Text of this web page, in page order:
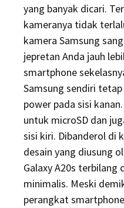
yang banyak dicari.
kameranya tidak
kamera Samsung
jepretan Anda jauh
smartphone
Samsung sendiri
power pada sisi
untuk microSD dan
sisi kiri. Dibanderol di
desain yang diusung
Galaxy A20s terbilang
minimalis. Meski
perangkat